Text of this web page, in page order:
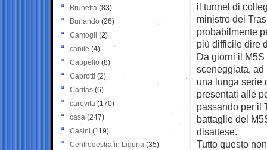
il tunnel di
ministro dei
probabilmente
più difficile dire
Da giorni il M5S
sceneggiata,
una lunga serie
presentati alle
passando per il
battaglie del
disattese.
Tutto questo
Brunetta (83)
Burlando (26)
Camogli (2)
canile (4)
Cappello (8)
Caprotti (2)
Caritas (6)
carovita (170)
casa (247)
Casini (119)
Centrodestra in Liguria (35)